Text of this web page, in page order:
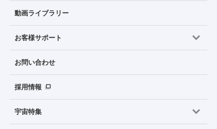
動画ライブラリー
お客様サポート
お問い合わせ
採用情報
宇宙特集